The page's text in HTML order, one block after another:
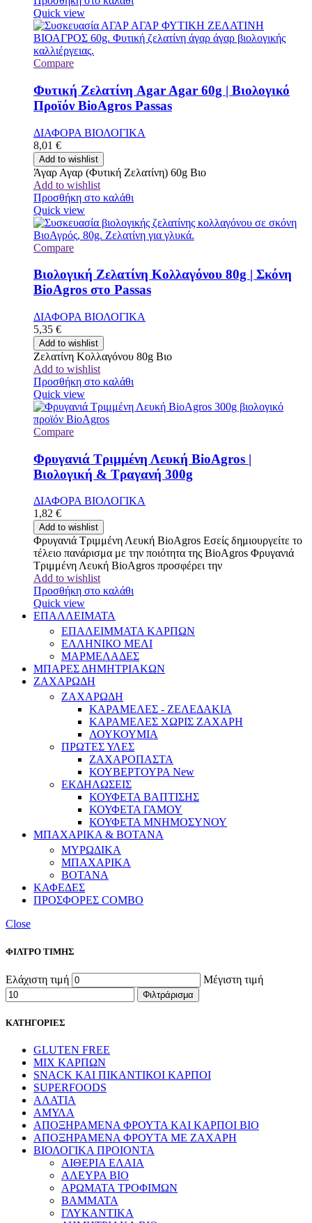
Quick view
Compare
Φυτική Ζελατίνη Agar Agar 60g | Βιολογικό
Προϊόν BioAgros Passas
ΔΙΑΦΟΡΑ ΒΙΟΛΟΓΙΚΑ
8,01 €
Add to wishlist
Άγαρ Αγαρ (Φυτική Ζελατίνη) 60g Βιο
Add to wishlist
Προσθήκη στο καλάθι
Quick view
Compare
Βιολογική Ζελατίνη Κολλαγόνου 80g | Σκόνη
BioAgros στο Passas
ΔΙΑΦΟΡΑ ΒΙΟΛΟΓΙΚΑ
5,35 €
Add to wishlist
Ζελατίνη Κολλαγόνου 80g Βιο
Add to wishlist
Προσθήκη στο καλάθι
Quick view
Compare
Φρυγανιά Τριμμένη Λευκή BioAgros |
Βιολογική & Τραγανή 300g
ΔΙΑΦΟΡΑ ΒΙΟΛΟΓΙΚΑ
1,82 €
Add to wishlist
Φρυγανιά Τριμμένη Λευκή BioAgros Εσείς δημιουργείτε το
τέλειο πανάρισμα με την ποιότητα της BioAgros Φρυγανιά
Τριμμένη Λευκή BioAgros προσφέρει την
Add to wishlist
Προσθήκη στο καλάθι
Quick view
ΕΠΑΛΛΕΙΜΑΤΑ
ΕΠΑΛΕΙΜΜΑΤΑ ΚΑΡΠΩΝ
ΕΛΛΗΝΙΚΟ ΜΕΛΙ
ΜΑΡΜΕΛΑΔΕΣ
ΜΠΑΡΕΣ ΔΗΜΗΤΡΙΑΚΩΝ
ΖΑΧΑΡΩΔΗ
ΖΑΧΑΡΩΔΗ
ΚΑΡΑΜΕΛΕΣ - ΖΕΛΕΔΑΚΙΑ
ΚΑΡΑΜΕΛΕΣ ΧΩΡΙΣ ΖΑΧΑΡΗ
ΛΟΥΚΟΥΜΙΑ
ΠΡΩΤΕΣ ΥΛΕΣ
ΖΑΧΑΡΟΠΑΣΤΑ
ΚΟΥΒΕΡΤΟΥΡΑNew
ΕΚΔΗΛΩΣΕΙΣ
ΚΟΥΦΕΤΑ ΒΑΠΤΙΣΗΣ
ΚΟΥΦΕΤΑ ΓΑΜΟΥ
ΚΟΥΦΕΤΑ ΜΝΗΜΟΣΥΝΟΥ
ΜΠΑΧΑΡΙΚΑ & ΒΟΤΑΝΑ
ΜΥΡΩΔΙΚΑ
ΜΠΑΧΑΡΙΚΑ
ΒΟΤΑΝΑ
ΚΑΦΕΔΕΣ
ΠΡΟΣΦΟΡΕΣ COMBO
Close
ΦΙΛΤΡΟ ΤΙΜΗΣ
Ελάχιστη τιμή Μέγιστη τιμή
Φιλτράρισμα
ΚΑΤΗΓΟΡΙΕΣ
GLUTEN FREE
MIX ΚΑΡΠΩΝ
SNACK ΚΑΙ ΠΙΚΑΝΤΙΚΟΙ ΚΑΡΠΟΙ
SUPERFOODS
ΑΛΑΤΙΑ
ΑΜΥΛΑ
ΑΠΟΞΗΡΑΜΕΝΑ ΦΡΟΥΤΑ ΚΑΙ ΚΑΡΠΟΙ ΒΙΟ
ΑΠΟΞΗΡΑΜΕΝΑ ΦΡΟΥΤΑ ΜΕ ΖΑΧΑΡΗ
ΒΙΟΛΟΓΙΚΑ ΠΡΟΙΟΝΤΑ
ΑΙΘΕΡΙΑ ΕΛΑΙΑ
ΑΛΕΥΡΑ BIO
ΑΡΩΜΑΤΑ ΤΡΟΦΙΜΩΝ
ΒΑΜΜΑΤΑ
ΓΛΥΚΑΝΤΙΚΑ